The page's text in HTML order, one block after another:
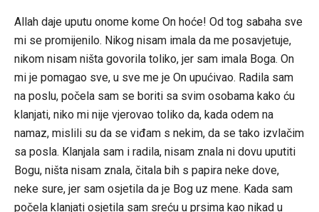
Allah daje uputu onome kome On hoće! Od tog sabaha sve
mi se promijenilo. Nikog nisam imala da me posavjetuje,
nikom nisam ništa govorila toliko, jer sam imala Boga. On
mi je pomagao sve, u sve me je On upućivao. Radila sam
na poslu, počela sam se boriti sa svim osobama kako ću
klanjati, niko mi nije vjerovao toliko da, kada odem na
namaz, mislili su da se viđam s nekim, da se tako izvlačim
sa posla. Klanjala sam i radila, nisam znala ni dovu uputiti
Bogu, ništa nisam znala, čitala bih s papira neke dove,
neke sure, jer sam osjetila da je Bog uz mene. Kada sam
počela klanjati osjetila sam sreću u prsima kao nikad u